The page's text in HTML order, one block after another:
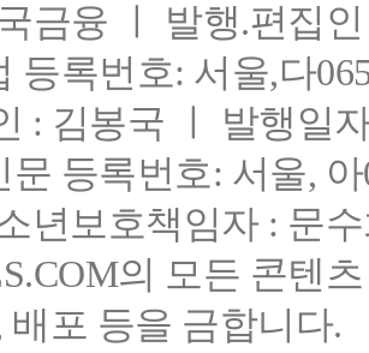
금융 ㅣ 발행.편집
등록번호: 서울,다
: 김봉국 ㅣ 발행일
문 등록번호: 서울,
년보호책임자 : 문
의 모든 콘텐
배포 등을 금합니다.